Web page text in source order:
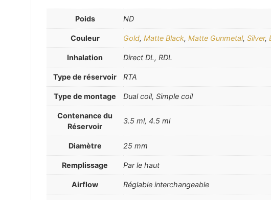
Poids ND
Couleur Gold, Matte Black, Matte Gunmetal, Silver,
Inhalation Direct DL, RDL
Type de réservoir RTA
Type de montage Dual coil, Simple coil
Contenance du
Réservoir
3.5 ml, 4.5 ml
Diamètre 25 mm
Remplissage Par le haut
Airflow Réglable interchangeable